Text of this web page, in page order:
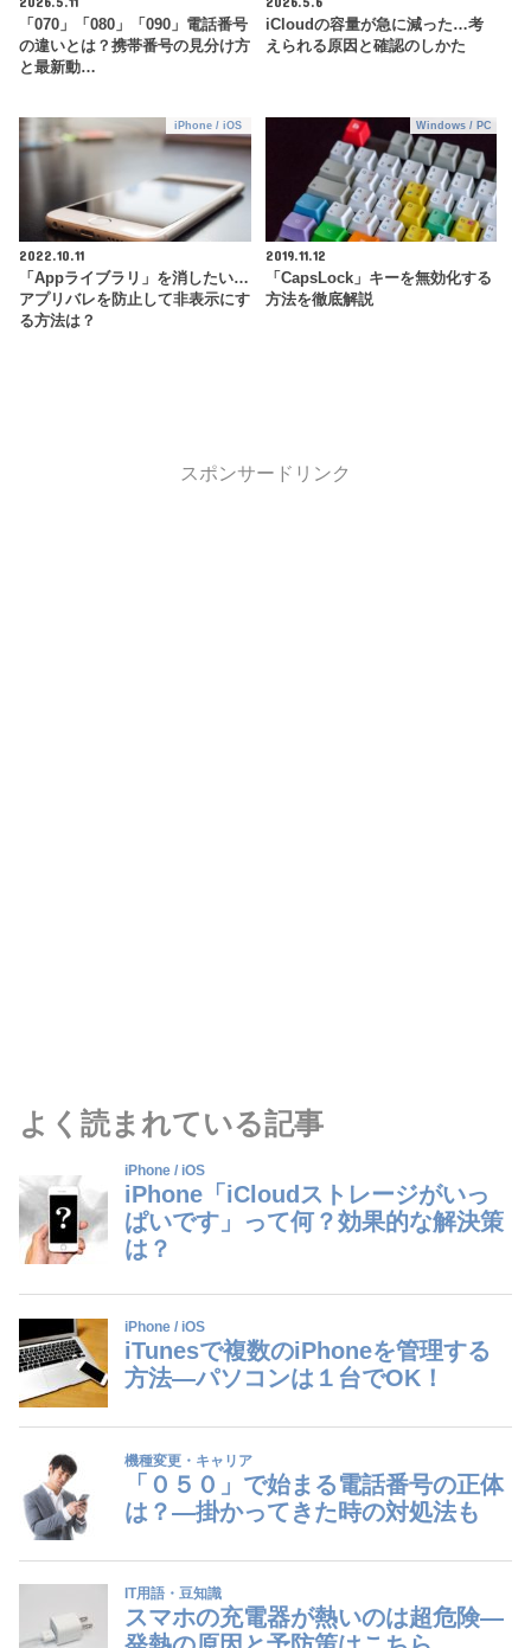
「070」「080」「090」電話番号
の違いとは？携帯番号の見分け方
と最新動…
iCloudの容量が急に減った…考
えられる原因と確認のしかた
iPhone / iOS
2022.10.11
「Appライブラリ」を消したい…
アプリバレを防止して非表示にす
る方法は？
Windows / PC
2019.11.12
「CapsLock」キーを無効化する
方法を徹底解説
スポンサードリンク
よく読まれている記事